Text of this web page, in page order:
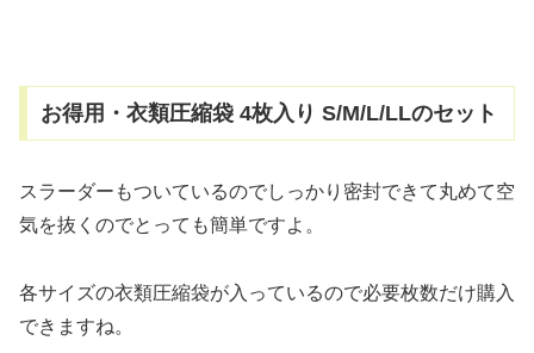
お得用・衣類圧縮袋 4枚入り S/M/L/LLのセット
スラーダーもついているのでしっかり密封できて丸めて空
気を抜くのでとっても簡単ですよ。
各サイズの衣類圧縮袋が入っているので必要枚数だけ購入
できますね。